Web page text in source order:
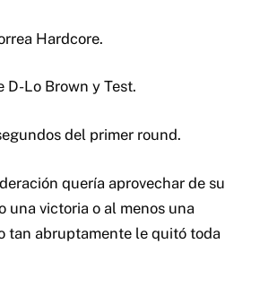
Hardcore.
D-Lo Brown y Test.
del primer round.
quería aprovechar de su
una victoria o al menos una
tan abruptamente le quitó toda